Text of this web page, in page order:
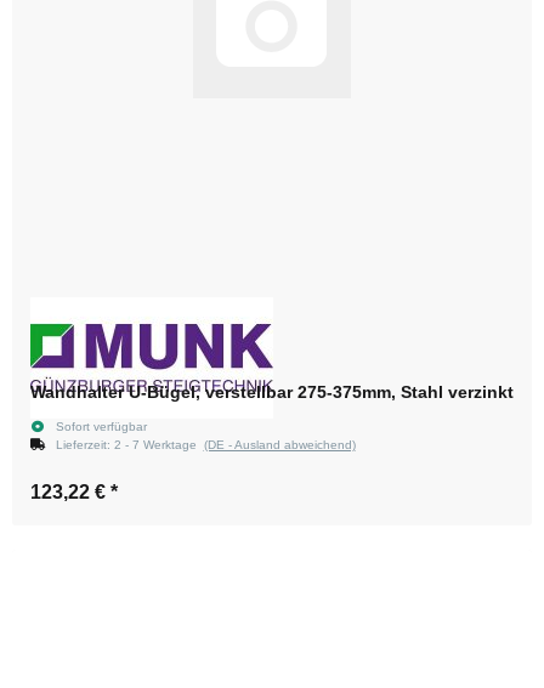
Wandhalter U-Bügel, verstellbar 275-375mm, Stahl verzinkt
Sofort verfügbar
Lieferzeit: 2 - 7 Werktage (DE - Ausland abweichend)
123,22 € *